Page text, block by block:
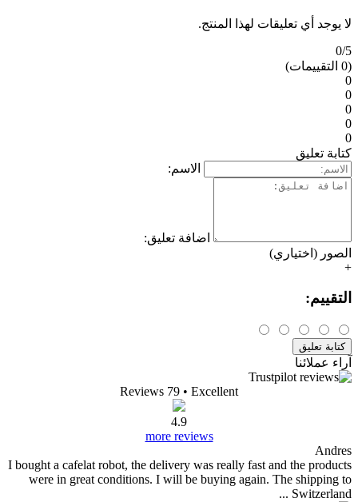
لا يوجد أي تعليقات لهذا المنتج.
0/5
(0 التقييمات)
0
0
0
0
0
كتابة تعليق
الاسم:
اضافة تعليق:
الصور (اختياري)
+
التقييم:
كتابة تعليق
آراء عملائنا
Reviews 79 • Excellent
4.9
more reviews
Andres
I bought a cafelat robot, the delivery was really fast and the products
were in great conditions. I will be buying again. The shipping to
Switzerland ...